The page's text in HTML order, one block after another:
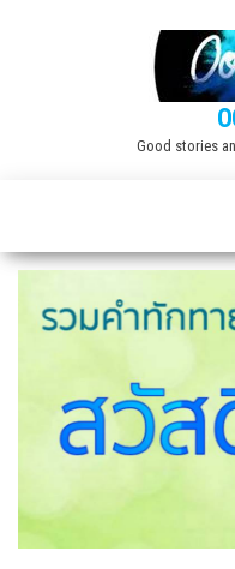
Good stories